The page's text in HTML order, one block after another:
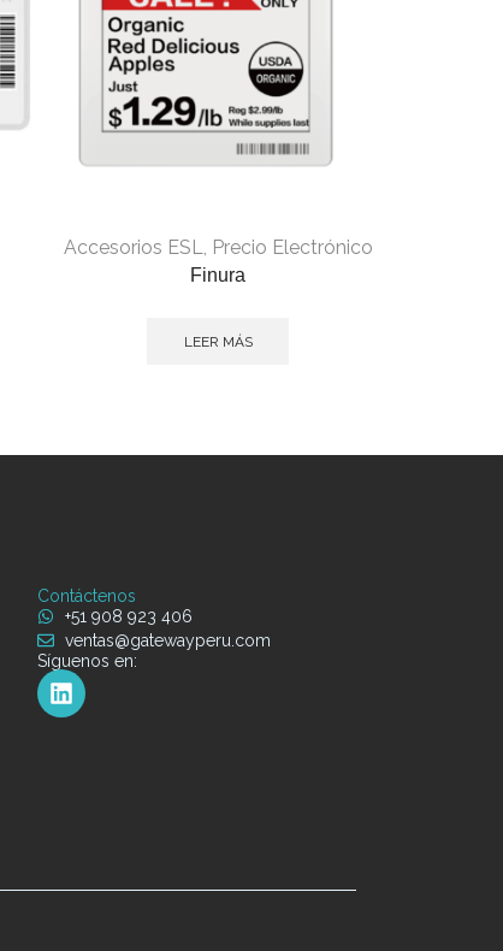
Accesorios ESL, Precio Electrónico
Finura
LEER MÁS
Contáctenos
+51 908 923 406
ventas@gatewayperu.com
Síguenos en: